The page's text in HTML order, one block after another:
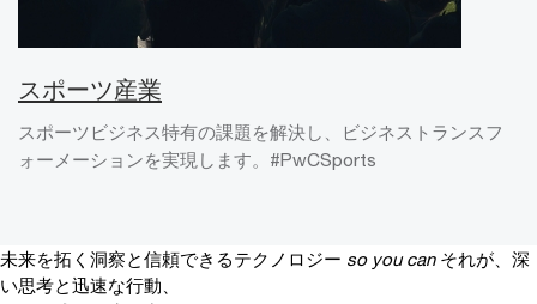
スポーツ産業
スポーツビジネス特有の課題を解決し、ビジネストランスフ
ォーメーションを実現します。#PwCSports
未来を拓く洞察と信頼できるテクノロジー so you can それが、深
い思考と迅速な行動、